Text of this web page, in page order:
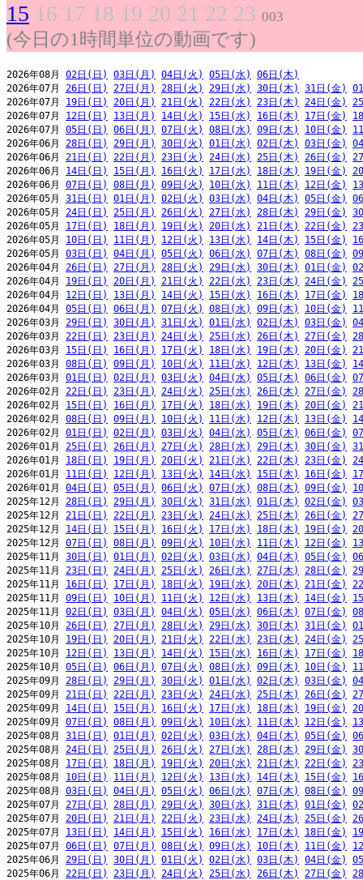
15 16 17 18 19 20 21 22 23 003
(今日の1時間単位の動画です)
2026年08月 02日(日) 03日(月) 04日(火) 05日(水)
06日(木)
2026年07月 26日(日) 27日(月) 28日(火) 29日(水) 30日(木) 31日(金)
2026年07月 19日(日) 20日(月) 21日(火) 22日(水) 23日(木) 24日(金)
2026年07月 12日(日) 13日(月) 14日(火) 15日(水) 16日(木) 17日(金)
2026年07月 05日(日) 06日(月) 07日(火) 08日(水) 09日(木) 10日(金)
2026年06月 28日(日) 29日(月) 30日(火) 01日(水) 02日(木) 03日(金)
2026年06月 21日(日) 22日(月) 23日(火) 24日(水) 25日(木) 26日(金)
2026年06月 14日(日) 15日(月) 16日(火) 17日(水) 18日(木) 19日(金)
2026年06月 07日(日) 08日(月) 09日(火) 10日(水) 11日(木) 12日(金)
2026年05月 31日(日) 01日(月) 02日(火) 03日(水) 04日(木) 05日(金)
2026年05月 24日(日) 25日(月) 26日(火) 27日(水) 28日(木) 29日(金)
2026年05月 17日(日) 18日(月) 19日(火) 20日(水) 21日(木) 22日(金)
2026年05月 10日(日) 11日(月) 12日(火) 13日(水) 14日(木) 15日(金)
2026年05月 03日(日) 04日(月) 05日(火) 06日(水) 07日(木) 08日(金)
2026年04月 26日(日) 27日(月) 28日(火) 29日(水) 30日(木) 01日(金)
2026年04月 19日(日) 20日(月) 21日(火) 22日(水) 23日(木) 24日(金)
2026年04月 12日(日) 13日(月) 14日(火) 15日(水) 16日(木) 17日(金)
2026年04月 05日(日) 06日(月) 07日(火) 08日(水) 09日(木) 10日(金)
2026年03月 29日(日) 30日(月) 31日(火) 01日(水) 02日(木) 03日(金)
2026年03月 22日(日) 23日(月) 24日(火) 25日(水) 26日(木) 27日(金)
2026年03月 15日(日) 16日(月) 17日(火) 18日(水) 19日(木) 20日(金)
2026年03月 08日(日) 09日(月) 10日(火) 11日(水) 12日(木) 13日(金)
2026年03月 01日(日) 02日(月) 03日(火) 04日(水) 05日(木) 06日(金)
2026年02月 22日(日) 23日(月) 24日(火) 25日(水) 26日(木) 27日(金)
2026年02月 15日(日) 16日(月) 17日(火) 18日(水) 19日(木) 20日(金)
2026年02月 08日(日) 09日(月) 10日(火) 11日(水) 12日(木) 13日(金)
2026年02月 01日(日) 02日(月) 03日(火) 04日(水) 05日(木) 06日(金)
2026年01月 25日(日) 26日(月) 27日(火) 28日(水) 29日(木) 30日(金)
2026年01月 18日(日) 19日(月) 20日(火) 21日(水) 22日(木) 23日(金)
2026年01月 11日(日) 12日(月) 13日(火) 14日(水) 15日(木) 16日(金)
2026年01月 04日(日) 05日(月) 06日(火) 07日(水) 08日(木) 09日(金)
2025年12月 28日(日) 29日(月) 30日(火) 31日(水) 01日(木) 02日(金)
2025年12月 21日(日) 22日(月) 23日(火) 24日(水) 25日(木) 26日(金)
2025年12月 14日(日) 15日(月) 16日(火) 17日(水) 18日(木) 19日(金)
2025年12月 07日(日) 08日(月) 09日(火) 10日(水) 11日(木) 12日(金)
2025年11月 30日(日) 01日(月) 02日(火) 03日(水) 04日(木) 05日(金)
2025年11月 23日(日) 24日(月) 25日(火) 26日(水) 27日(木) 28日(金)
2025年11月 16日(日) 17日(月) 18日(火) 19日(水) 20日(木) 21日(金)
2025年11月 09日(日) 10日(月) 11日(火) 12日(水) 13日(木) 14日(金)
2025年11月 02日(日) 03日(月) 04日(火) 05日(水) 06日(木) 07日(金)
2025年10月 26日(日) 27日(月) 28日(火) 29日(水) 30日(木) 31日(金)
2025年10月 19日(日) 20日(月) 21日(火) 22日(水) 23日(木) 24日(金)
2025年10月 12日(日) 13日(月) 14日(火) 15日(水) 16日(木) 17日(金)
2025年10月 05日(日) 06日(月) 07日(火) 08日(水) 09日(木) 10日(金)
2025年09月 28日(日) 29日(月) 30日(火) 01日(水) 02日(木) 03日(金)
2025年09月 21日(日) 22日(月) 23日(火) 24日(水) 25日(木) 26日(金)
2025年09月 14日(日) 15日(月) 16日(火) 17日(水) 18日(木) 19日(金)
2025年09月 07日(日) 08日(月) 09日(火) 10日(水) 11日(木) 12日(金)
2025年08月 31日(日) 01日(月) 02日(火) 03日(水) 04日(木) 05日(金)
2025年08月 24日(日) 25日(月) 26日(火) 27日(水) 28日(木) 29日(金)
2025年08月 17日(日) 18日(月) 19日(火) 20日(水) 21日(木) 22日(金)
2025年08月 10日(日) 11日(月) 12日(火) 13日(水) 14日(木) 15日(金)
2025年08月 03日(日) 04日(月) 05日(火) 06日(水) 07日(木) 08日(金)
2025年07月 27日(日) 28日(月) 29日(火) 30日(水) 31日(木) 01日(金)
2025年07月 20日(日) 21日(月) 22日(火) 23日(水) 24日(木) 25日(金)
2025年07月 13日(日) 14日(月) 15日(火) 16日(水) 17日(木) 18日(金)
2025年07月 06日(日) 07日(月) 08日(火) 09日(水) 10日(木) 11日(金)
2025年06月 29日(日) 30日(月) 01日(火) 02日(水) 03日(木) 04日(金)
2025年06月 22日(日) 23日(月) 24日(火) 25日(水) 26日(木) 27日(金)